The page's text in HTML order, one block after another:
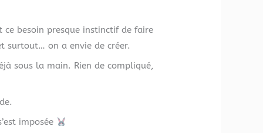
ce besoin presque instinctif de faire
surtout… on a envie de créer.
sous la main. Rien de compliqué,
imposée